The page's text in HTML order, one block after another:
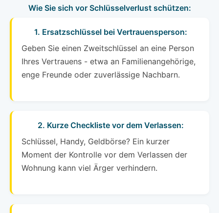
Wie Sie sich vor Schlüsselverlust schützen:
1. Ersatzschlüssel bei Vertrauensperson:
Geben Sie einen Zweitschlüssel an eine Person
Ihres Vertrauens - etwa an Familienangehörige,
enge Freunde oder zuverlässige Nachbarn.
2. Kurze Checkliste vor dem Verlassen:
Schlüssel, Handy, Geldbörse? Ein kurzer
Moment der Kontrolle vor dem Verlassen der
Wohnung kann viel Ärger verhindern.